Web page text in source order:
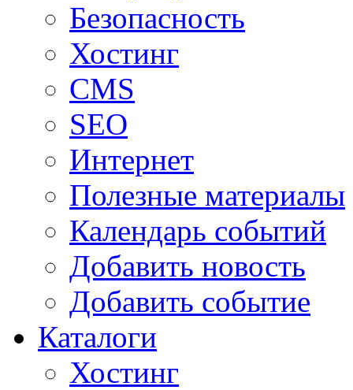
Безопасность
Хостинг
CMS
SEO
Интернет
Полезные материалы
Календарь событий
Добавить новость
Добавить событие
Каталоги
Хостинг